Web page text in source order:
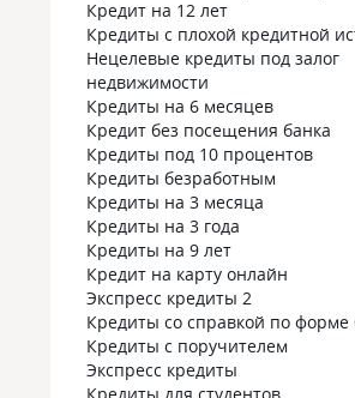
Кредит на 12 лет
Кредиты с плохой кредитной
Нецелевые кредиты под залог
недвижимости
Кредиты на 6 месяцев
Кредит без посещения банка
Кредиты под 10 процентов
Кредиты безработным
Кредиты на 3 месяца
Кредиты на 3 года
Кредиты на 9 лет
Кредит на карту онлайн
Экспресс кредиты 2
Кредиты со справкой по форме
Кредиты с поручителем
Экспресс кредиты